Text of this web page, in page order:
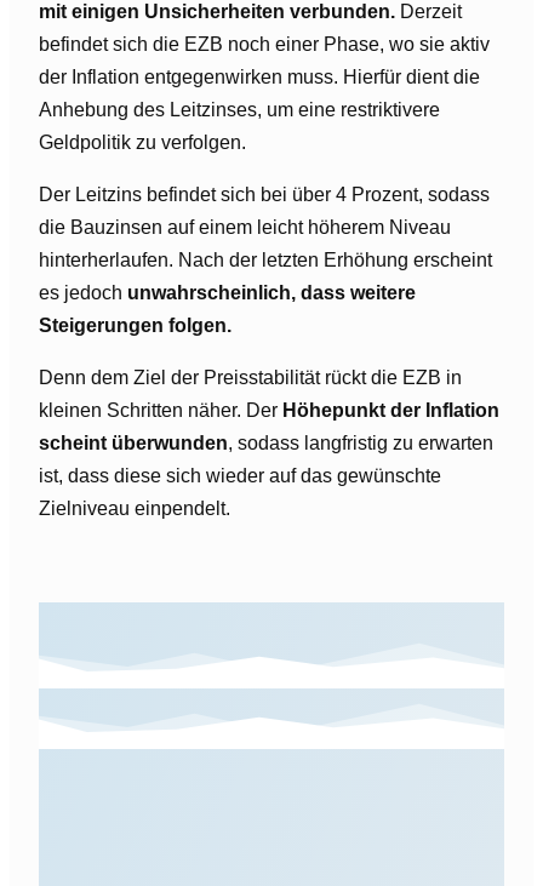
mit einigen Unsicherheiten verbunden. Derzeit
befindet sich die EZB noch einer Phase, wo sie aktiv
der Inflation entgegenwirken muss. Hierfür dient die
Anhebung des Leitzinses, um eine restriktivere
Geldpolitik zu verfolgen.
Der Leitzins befindet sich bei über 4 Prozent, sodass
die Bauzinsen auf einem leicht höherem Niveau
hinterherlaufen. Nach der letzten Erhöhung erscheint
es jedoch unwahrscheinlich, dass weitere
Steigerungen folgen.
Denn dem Ziel der Preisstabilität rückt die EZB in
kleinen Schritten näher. Der Höhepunkt der Inflation
scheint überwunden, sodass langfristig zu erwarten
ist, dass diese sich wieder auf das gewünschte
Zielniveau einpendelt.